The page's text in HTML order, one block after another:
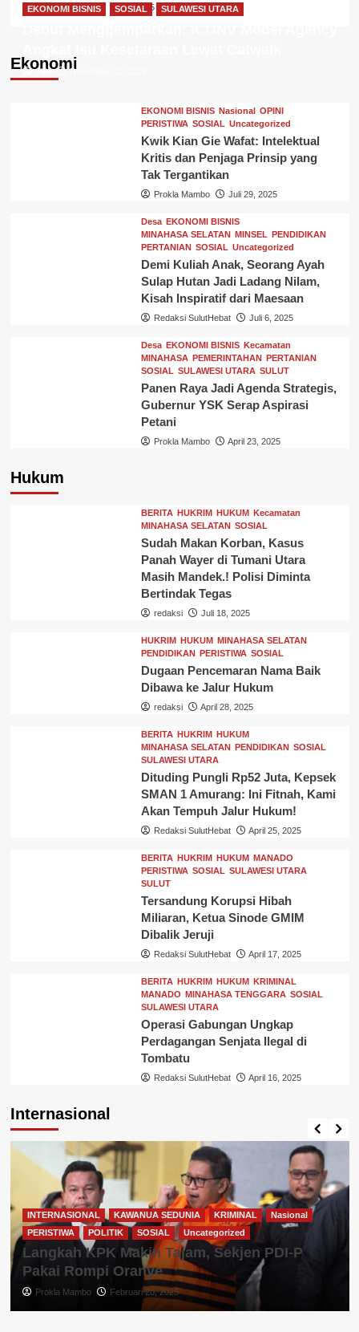
Prokla Mambo Mei 2, 2025
Ekonomi
EKONOMI BISNIS SOSIAL SULAWESI UTARA
villio Desember 10, 2025
EKONOMI BISNIS Nasional
OPINI
PERISTIWA SOSIAL Uncategorized
Kwik Kian Gie Wafat: Intelektual
Kritis dan Penjaga Prinsip yang
Tak Tergantikan
Prokla Mambo Juli 29, 2025
Desa
EKONOMI BISNIS
MINAHASA SELATAN
MINSEL
PENDIDIKAN
PERTANIAN SOSIAL Uncategorized
Demi Kuliah Anak, Seorang Ayah
Sulap Hutan Jadi Ladang Nilam,
Kisah Inspiratif dari Maesaan
Redaksi SulutHebat Juli 6, 2025
Desa EKONOMI BISNIS
Kecamatan
MINAHASA
PEMERINTAHAN
PERTANIAN
SOSIAL SULAWESI UTARA SULUT
Panen Raya Jadi Agenda Strategis,
Gubernur YSK Serap Aspirasi
Petani
Prokla Mambo April 23, 2025
Hukum
BERITA HUKRIM HUKUM
Kecamatan
MINAHASA SELATAN SOSIAL
Sudah Makan Korban, Kasus
Panah Wayer di Tumani Utara
Masih Mandek.! Polisi Diminta
Bertindak Tegas
redaksi Juli 18, 2025
HUKRIM HUKUM
MINAHASA SELATAN
PENDIDIKAN
PERISTIWA SOSIAL
Dugaan Pencemaran Nama Baik
Dibawa ke Jalur Hukum
redaksi April 28, 2025
BERITA HUKRIM
HUKUM
MINAHASA SELATAN
PENDIDIKAN SOSIAL
SULAWESI UTARA
Dituding Pungli Rp52 Juta, Kepsek
SMAN 1 Amurang: Ini Fitnah, Kami
Akan Tempuh Jalur Hukum!
Redaksi SulutHebat April 25, 2025
BERITA HUKRIM HUKUM
MANADO
PERISTIWA SOSIAL SULAWESI UTARA
SULUT
Tersandung Korupsi Hibah
Miliaran, Ketua Sinode GMIM
Dibalik Jeruji
Redaksi SulutHebat April 17, 2025
BERITA HUKRIM HUKUM
KRIMINAL
MANADO
MINAHASA TENGGARA SOSIAL
SULAWESI UTARA
Operasi Gabungan Ungkap
Perdagangan Senjata Ilegal di
Tombatu
Redaksi SulutHebat April 16, 2025
Internasional
INTERNASIONAL KAWANUA SEDUNIA KRIMINAL
Nasional
PERISTIWA
POLITIK SOSIAL Uncategorized
Langkah KPK Makin Tajam, Sekjen PDI-P
Pakai Rompi Oranye
Prokla Mambo Februari 20, 2025